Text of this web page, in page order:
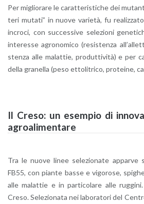
Per mi­glio­ra­re le ca­rat­te­ri­sti­che dei
te­ri mu­ta­ti” in nuove va­rie­tà, fu
in­cro­ci, con suc­ces­si­ve se­le­zio­ni
in­te­res­se agro­no­mi­co (re­si­sten­za
sten­za alle ma­lat­tie, pro­dut­ti­vi­tà) e per
della gra­nel­la (peso et­to­li­tri­co, pro­tei­ne,
Il Creso: un esem­pio di
agroa­li­men­ta­re
Tra le nuove linee se­le­zio­na­te ap­par­ve
FB55, con pian­te basse e vi­go­ro­se,
alle ma­lat­tie e in par­ti­co­la­re alle
Creso. Se­le­zio­na­ta nei la­bo­ra­to­ri del